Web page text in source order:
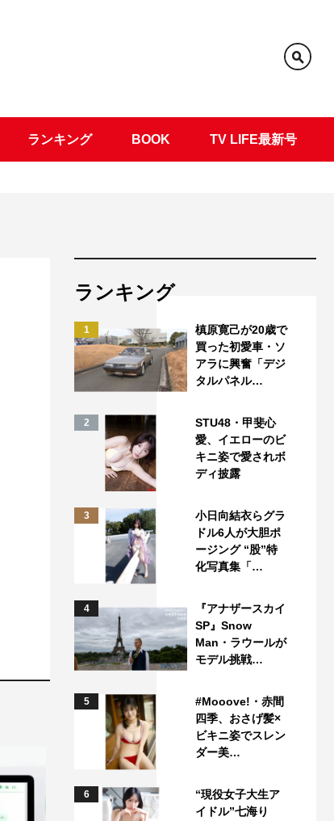
ランキング BOOK TV LIFE最新号
ランキング
1
槙原寛己が20歳で
買った初愛車・ソ
アラに興奮「デジ
タルパネル…
2
STU48・甲斐心
愛、イエローのビ
キニ姿で愛されボ
ディ披露
3
小日向結衣らグラ
ドル6人が大胆ポ
ージング “股”特
化写真集「…
4
『アナザースカイ
SP』Snow
Man・ラウールが
モデル挑戦…
5
#Mooove!・赤間
四季、おさげ髪×
ビキニ姿でスレン
ダー美…
6
“現役女子大生ア
イドル”七海り